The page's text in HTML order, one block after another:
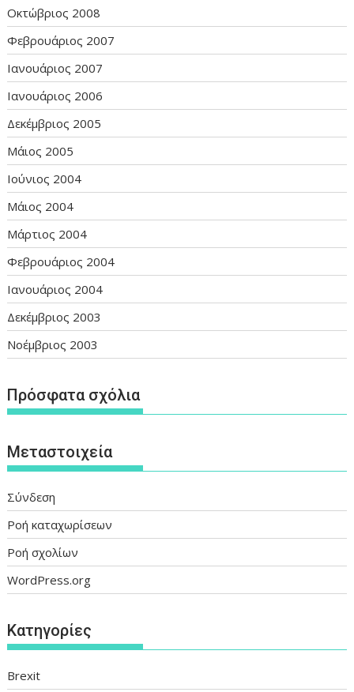
Οκτώβριος 2008
Φεβρουάριος 2007
Ιανουάριος 2007
Ιανουάριος 2006
Δεκέμβριος 2005
Μάιος 2005
Ιούνιος 2004
Μάιος 2004
Μάρτιος 2004
Φεβρουάριος 2004
Ιανουάριος 2004
Δεκέμβριος 2003
Νοέμβριος 2003
Πρόσφατα σχόλια
Μεταστοιχεία
Σύνδεση
Ροή καταχωρίσεων
Ροή σχολίων
WordPress.org
Kατηγορίες
Brexit